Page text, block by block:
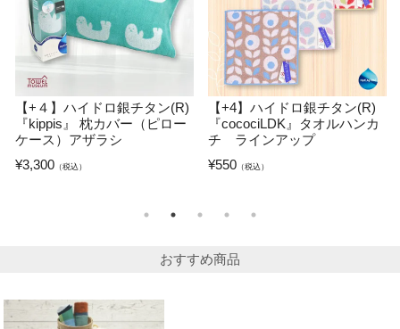
【＋2】ハイドロ銀チタン(R)
『Miracle Clean』タオルハン
カチ フィーユ
¥660（税込）
【+４】ハイドロ銀チタン(R)
キッチンタオル パイルボーダ
ー
¥1,100（税込）
おすすめ商品